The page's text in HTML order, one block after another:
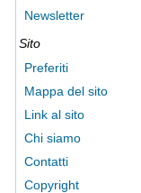
Newsletter
Sito
Preferiti
Mappa del sito
Link al sito
Chi siamo
Contatti
Copyright